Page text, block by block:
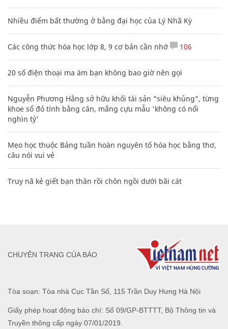
Nhiều điểm bất thường ở bằng đại học của Lý Nhã Kỳ
Các công thức hóa học lớp 8, 9 cơ bản cần nhớ 106
20 số điện thoại ma ám bạn không bao giờ nên gọi
Nguyễn Phương Hằng sở hữu khối tài sản "siêu khủng", từng
khoe sổ đỏ tính bằng cân, mắng cựu mẫu 'không có nổi
nghìn tỷ'
Mẹo học thuộc Bảng tuần hoàn nguyên tố hóa học bằng thơ,
câu nói vui vẻ
Truy nã kẻ giết bạn thân rồi chôn ngồi dưới bãi cát
Tòa soạn: Tòa nhà Cục Tần Số, 115 Trần Duy Hưng Hà Nội
Giấy phép hoạt động báo chí: Số 09/GP-BTTTT, Bộ Thông tin và
Truyền thông cấp ngày 07/01/2019.
CHUYÊN TRANG CỦA BÁO